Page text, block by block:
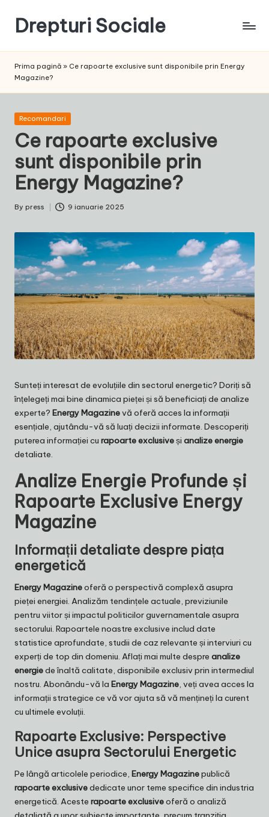
content
Drepturi Sociale
Sociale:
Schimbarea
Noastră!
Prima pagină » Ce rapoarte exclusive sunt disponibile prin Energy
Magazine?
Posted
Recomandari
Ce rapoarte exclusive
sunt disponibile prin
Energy Magazine?
Posted
By press 9 ianuarie 2025
Sunteți interesat de evoluțiile din sectorul energetic? Doriți să
înțelegeți mai bine dinamica pieței și să beneficiați de analize
experte? Energy Magazinevă oferă acces la informații
esențiale, ajutându-vă să luați decizii informate. Descoperiți
puterea informației cu rapoarte exclusiveși analize energie
detaliate.
Analize Energie Profunde și
Rapoarte Exclusive Energy
Magazine
Informații detaliate despre piața
energetică
Energy Magazineoferă o perspectivă complexă asupra
pieței energiei. Analizăm tendințele actuale, previziunile
pentru viitor și impactul politicilor guvernamentale asupra
sectorului. Rapoartele noastre exclusive includ date
statistice aprofundate, studii de caz relevante și interviuri cu
experți de top din domeniu. Aflați mai multe despre analize
energiede înaltă calitate, disponibile exclusiv prin intermediul
nostru. Abonându-vă la Energy Magazine, veți avea acces la
informații strategice ce vă vor ajuta să vă mențineți la curent
cu ultimele evoluții.
Rapoarte Exclusive: Perspective
Unice asupra Sectorului Energetic
Pe lângă articolele periodice, Energy Magazinepublică
rapoarte exclusivededicate unor teme specifice din industria
energetică. Aceste rapoarte exclusiveoferă o analiză